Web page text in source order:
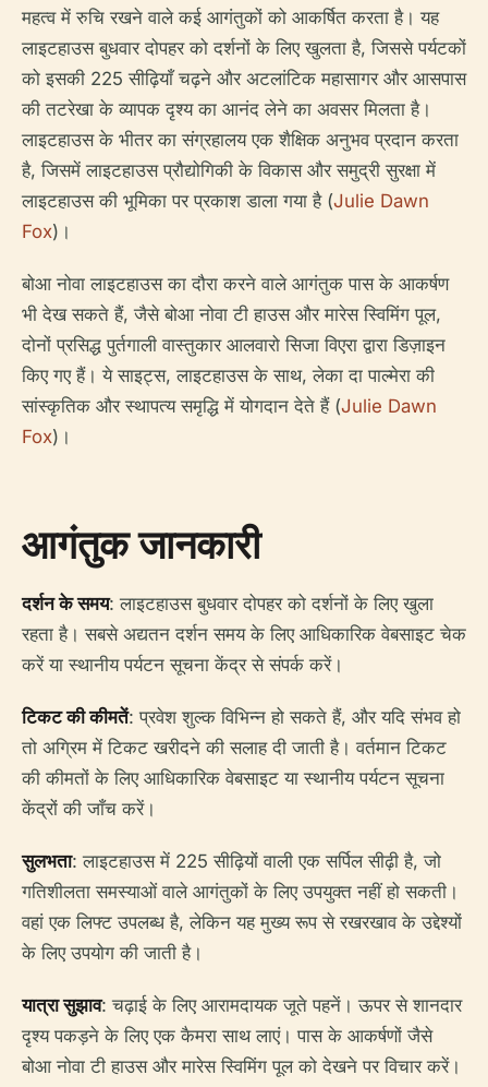
महत्व में रुचि रखने वाले कई आगंतुकों को आकर्षित करता है। यह
लाइटहाउस बुधवार दोपहर को दर्शनों के लिए खुलता है, जिससे पर्यटकों
को इसकी 225 सीढ़ियाँ चढ़ने और अटलांटिक महासागर और आसपास
की तटरेखा के व्यापक दृश्य का आनंद लेने का अवसर मिलता है।
लाइटहाउस के भीतर का संग्रहालय एक शैक्षिक अनुभव प्रदान करता
है, जिसमें लाइटहाउस प्रौद्योगिकी के विकास और समुद्री सुरक्षा में
लाइटहाउस की भूमिका पर प्रकाश डाला गया है (Julie Dawn
Fox)।
बोआ नोवा लाइटहाउस का दौरा करने वाले आगंतुक पास के आकर्षण
भी देख सकते हैं, जैसे बोआ नोवा टी हाउस और मारेस स्विमिंग पूल,
दोनों प्रसिद्ध पुर्तगाली वास्तुकार आलवारो सिजा विएरा द्वारा डिज़ाइन
किए गए हैं। ये साइट्स, लाइटहाउस के साथ, लेका दा पाल्मेरा की
सांस्कृतिक और स्थापत्य समृद्धि में योगदान देते हैं (Julie Dawn
Fox)।
आगंतुक जानकारी
दर्शन के समय: लाइटहाउस बुधवार दोपहर को दर्शनों के लिए खुला
रहता है। सबसे अद्यतन दर्शन समय के लिए आधिकारिक वेबसाइट चेक
करें या स्थानीय पर्यटन सूचना केंद्र से संपर्क करें।
टिकट की कीमतें: प्रवेश शुल्क विभिन्न हो सकते हैं, और यदि संभव हो
तो अग्रिम में टिकट खरीदने की सलाह दी जाती है। वर्तमान टिकट
की कीमतों के लिए आधिकारिक वेबसाइट या स्थानीय पर्यटन सूचना
केंद्रों की जाँच करें।
सुलभता: लाइटहाउस में 225 सीढ़ियों वाली एक सर्पिल सीढ़ी है, जो
गतिशीलता समस्याओं वाले आगंतुकों के लिए उपयुक्त नहीं हो सकती।
वहां एक लिफ्ट उपलब्ध है, लेकिन यह मुख्य रूप से रखरखाव के उद्देश्यों
के लिए उपयोग की जाती है।
यात्रा सुझाव: चढ़ाई के लिए आरामदायक जूते पहनें। ऊपर से शानदार
दृश्य पकड़ने के लिए एक कैमरा साथ लाएं। पास के आकर्षणों जैसे
बोआ नोवा टी हाउस और मारेस स्विमिंग पूल को देखने पर विचार करें।